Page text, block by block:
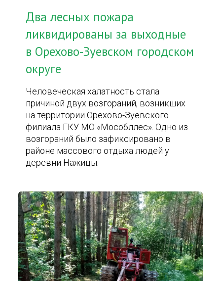
Два лесных пожара
ликвидированы за выходные
в Орехово-Зуевском городском
округе
Человеческая халатность стала
причиной двух возгораний, возникших
на территории Орехово-Зуевского
филиала ГКУ МО «Мособллес». Одно из
возгораний было зафиксировано в
районе массового отдыха людей у
деревни Нажицы.